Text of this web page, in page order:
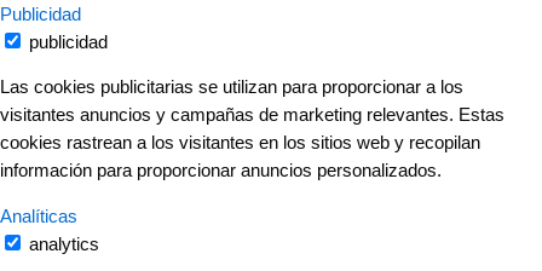
Publicidad
publicidad
Las cookies publicitarias se utilizan para proporcionar a los
visitantes anuncios y campañas de marketing relevantes. Estas
cookies rastrean a los visitantes en los sitios web y recopilan
información para proporcionar anuncios personalizados.
Analíticas
analytics